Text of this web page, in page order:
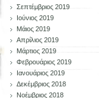
Σεπτέμβριος 2019
Ιούνιος 2019
Μάιος 2019
Απρίλιος 2019
Μάρτιος 2019
Φεβρουάριος 2019
Ιανουάριος 2019
Δεκέμβριος 2018
Νοέμβριος 2018